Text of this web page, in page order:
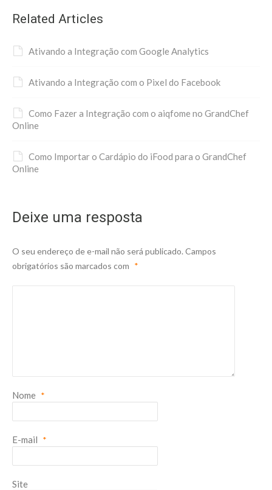
Related Articles
Ativando a Integração com Google Analytics
Ativando a Integração com o Pixel do Facebook
Como Fazer a Integração com o aiqfome no GrandChef
Online
Como Importar o Cardápio do iFood para o GrandChef
Online
Deixe uma resposta
O seu endereço de e-mail não será publicado. Campos
obrigatórios são marcados com *
Nome *
E-mail *
Site